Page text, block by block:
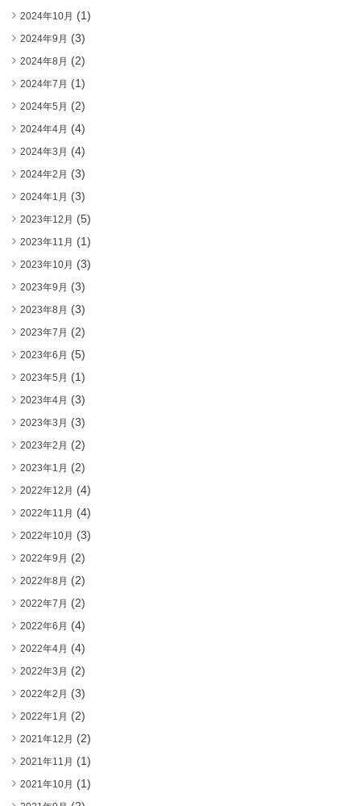
2024年10月 (1)
2024年9月 (3)
2024年8月 (2)
2024年7月 (1)
2024年5月 (2)
2024年4月 (4)
2024年3月 (4)
2024年2月 (3)
2024年1月 (3)
2023年12月 (5)
2023年11月 (1)
2023年10月 (3)
2023年9月 (3)
2023年8月 (3)
2023年7月 (2)
2023年6月 (5)
2023年5月 (1)
2023年4月 (3)
2023年3月 (3)
2023年2月 (2)
2023年1月 (2)
2022年12月 (4)
2022年11月 (4)
2022年10月 (3)
2022年9月 (2)
2022年8月 (2)
2022年7月 (2)
2022年6月 (4)
2022年4月 (4)
2022年3月 (2)
2022年2月 (3)
2022年1月 (2)
2021年12月 (2)
2021年11月 (1)
2021年10月 (1)